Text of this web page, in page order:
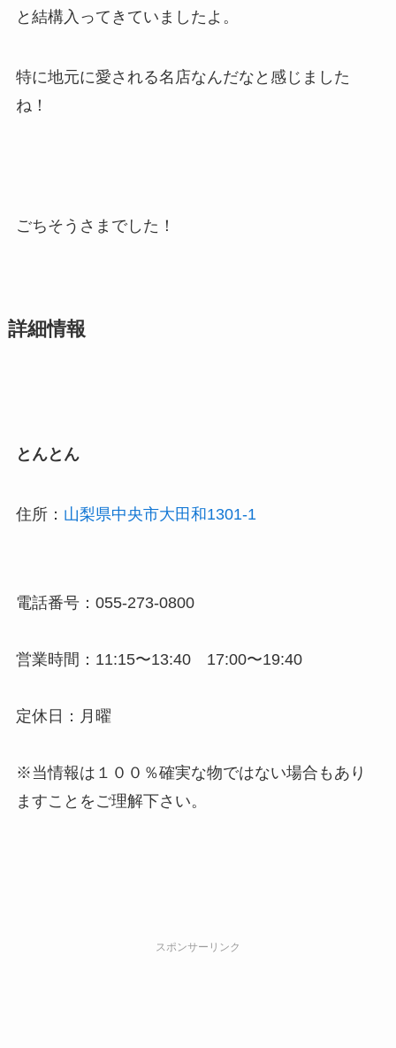
と結構入ってきていましたよ。
特に地元に愛される名店なんだなと感じました
ね！
ごちそうさまでした！
詳細情報
とんとん
住所： 山梨県中央市大田和1301-1
電話番号：055-273-0800
営業時間：11:15〜13:40 17:00〜19:40
定休日：月曜
※当情報は１００％確実な物ではない場合もあり
ますことをご理解下さい。
スポンサーリンク